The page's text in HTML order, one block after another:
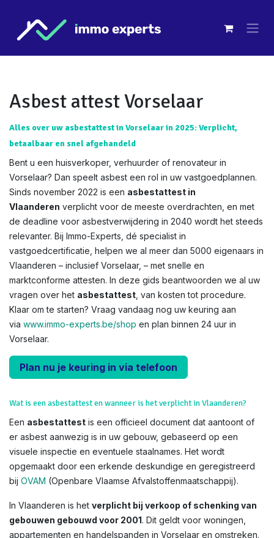
Asbest attest Vorselaar
Alles over uw asbestattest in Vorselaar in 2025: Verplicht,
betaalbaar en snel afgehandeld
Bent u een huisverkoper, verhuurder of renovateur in
Vorselaar? Dan speelt asbest een rol in uw vastgoedplannen.
Sinds november 2022 is een asbestattest in
Vlaanderen verplicht voor de meeste overdrachten, en met
de deadline voor asbestverwijdering in 2040 wordt het steeds
relevanter. Bij Immo-Experts, dé specialist in
vastgoedcertificatie, helpen we al meer dan 5000 eigenaars in
Vlaanderen – inclusief Vorselaar, – met snelle en
marktconforme attesten. In deze gids beantwoorden we al uw
vragen over het asbestattest , van kosten tot procedure.
Klaar om te starten? Vraag vandaag nog uw keuring aan
via www.immo-experts.be/shop en plan binnen 24 uur in
Vorselaar.
Plan nu je keuring in via telefoon
Wat is een asbestattest en wanneer is het verplicht in Vlaanderen?
Een asbestattest is een officieel document dat aantoont of
er asbest aanwezig is in uw gebouw, gebaseerd op een
visuele inspectie en eventuele staalnames. Het wordt
opgemaakt door een erkende deskundige en geregistreerd
bij OVAM (Openbare Vlaamse Afvalstoffenmaatschappij).
In Vlaanderen is het verplicht bij verkoop of schenking van
gebouwen gebouwd voor 2001. Dit geldt voor woningen,
appartementen en handelspanden in Vorselaar en omstreken.